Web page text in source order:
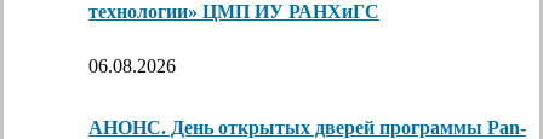
технологии» ЦМП ИУ РАНХиГС
06.08.2026
АНОНС. День открытых дверей программы Pan-